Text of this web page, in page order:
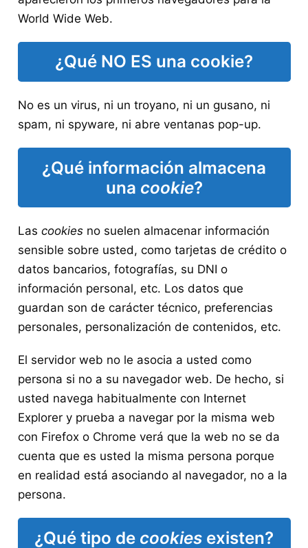
World Wide Web.
¿Qué NO ES una cookie?
No es un virus, ni un troyano, ni un gusano, ni
spam, ni spyware, ni abre ventanas pop-up.
¿Qué información almacena
una cookie?
Las cookiesno suelen almacenar información
sensible sobre usted, como tarjetas de crédito o
datos bancarios, fotografías, su DNI o
información personal, etc. Los datos que
guardan son de carácter técnico, preferencias
personales, personalización de contenidos, etc.
El servidor web no le asocia a usted como
persona si no a su navegador web. De hecho, si
usted navega habitualmente con Internet
Explorer y prueba a navegar por la misma web
con Firefox o Chrome verá que la web no se da
cuenta que es usted la misma persona porque
en realidad está asociando al navegador, no a la
persona.
¿Qué tipo de cookies existen?